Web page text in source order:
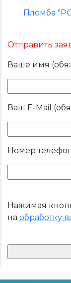
Пломба
Отправить
Ваше имя
Ваш E-Mail
Номер
Нажимая
на обработку